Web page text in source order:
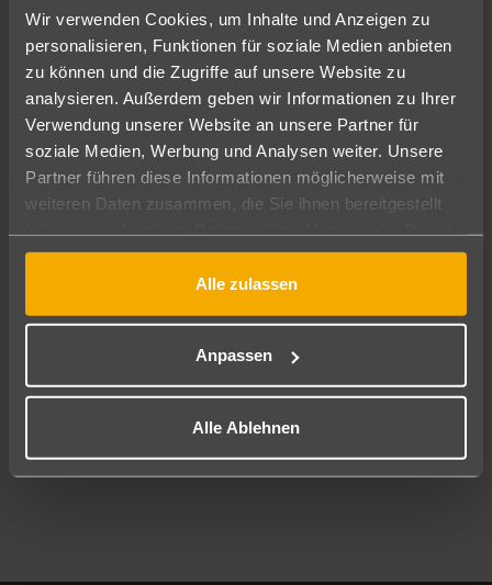
Wir verwenden Cookies, um Inhalte und Anzeigen zu
personalisieren, Funktionen für soziale Medien anbieten
zu können und die Zugriffe auf unsere Website zu
analysieren. Außerdem geben wir Informationen zu Ihrer
Verwendung unserer Website an unsere Partner für
soziale Medien, Werbung und Analysen weiter. Unsere
Partner führen diese Informationen möglicherweise mit
weiteren Daten zusammen, die Sie ihnen bereitgestellt
gesammelt haben.
Alle zulassen
Anpassen
Alle Ablehnen
Angebote filtern
Ändere die Kriterien nach deinen Wünschen
Pauschal Nur Hotel
Abflughafen
Reisezeitraum
08.08.26–06.08.27 7-21 Nächte
2 Erwachsene Keine Kinder